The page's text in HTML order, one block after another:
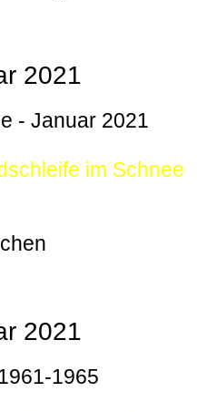
2021
- Januar 2021
im Schnee
2021
1965